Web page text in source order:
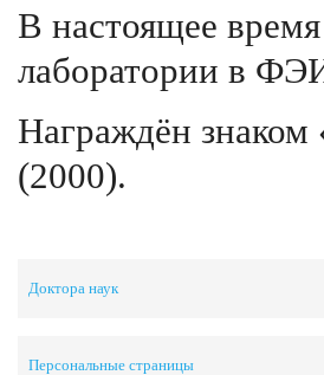
В настоящее
лаборатории в
Награждён
(2000).
Доктора наук
Персональные страницы